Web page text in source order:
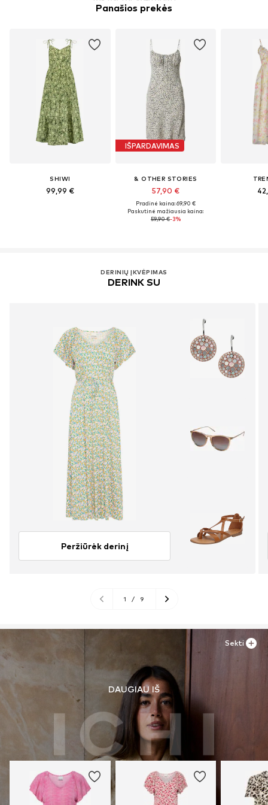
Panašios prekės
SHIWI
99,99 €
IŠPARDAVIMAS
& OTHER STORIES
57,90 €
Pradinė kaina: 69,90 €
Paskutinė mažiausia kaina:
59,90 €-3%
DERINIŲ ĮKVĖPIMAS
DERINK SU
Peržiūrėk derinį
1 / 9
DAUGIAU IŠ
Sekti